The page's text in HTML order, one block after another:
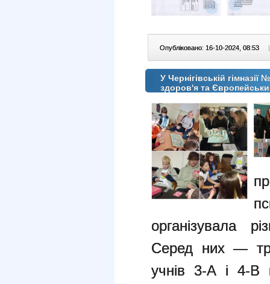
Опубліковано: 16-10-2024, 08:53 |
У Чернігівській
здоров'я та
організувала
Серед них —
учнів 3-А і 4-В